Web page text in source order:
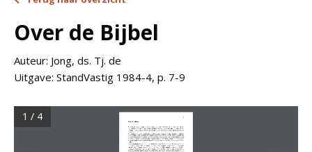
Over de Bijbel
Auteur: Jong, ds. Tj. de
Uitgave: StandVastig 1984-4, p. 7-9
1 / 4